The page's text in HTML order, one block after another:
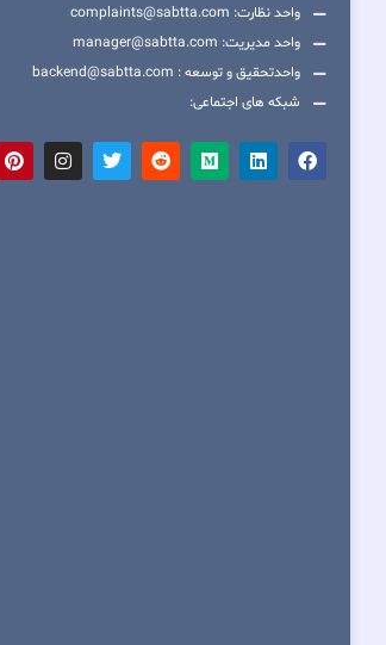
واحد نظارت: complaints@sabtta.com
واحد مدیریت: manager@sabtta.com
واحدتحقیق و توسعه : backend@sabtta.com
شبکه های اجتماعی: